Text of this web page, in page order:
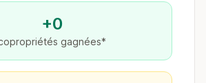
+0
gagnées*